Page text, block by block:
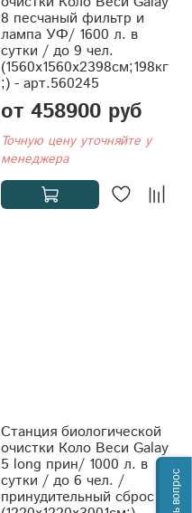
8 песчаный фильтр и
лампа УФ/ 1600 л. в
сутки / до 9 чел.
(1560x1560x2398см;198кг
;) - арт.560245
от 458900 руб
Точную цену уточняйте у
менеджера
Станция биологической
очистки Коло Веси Galay
5 long прин/ 1000 л. в
сутки / до 6 чел. /
принудительный сброс